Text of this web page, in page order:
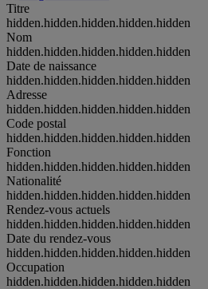
Titre
hidden.hidden.hidden.hidden.hidden
Nom
hidden.hidden.hidden.hidden.hidden
Date de naissance
hidden.hidden.hidden.hidden.hidden
Adresse
hidden.hidden.hidden.hidden.hidden
Code postal
hidden.hidden.hidden.hidden.hidden
Fonction
hidden.hidden.hidden.hidden.hidden
Nationalité
hidden.hidden.hidden.hidden.hidden
Rendez-vous actuels
hidden.hidden.hidden.hidden.hidden
Date du rendez-vous
hidden.hidden.hidden.hidden.hidden
Occupation
hidden.hidden.hidden.hidden.hidden